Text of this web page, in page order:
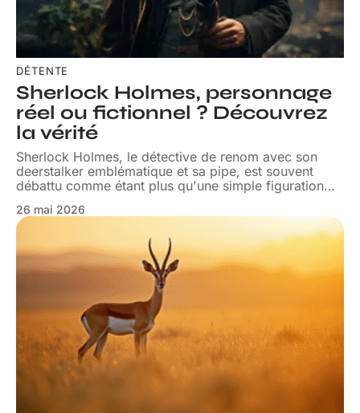
DÉTENTE
Sherlock Holmes, personnage
réel ou fictionnel ? Découvrez
la vérité
Sherlock Holmes, le détective de renom avec son
deerstalker emblématique et sa pipe, est souvent
débattu comme étant plus qu'une simple figuration…
26 mai 2026